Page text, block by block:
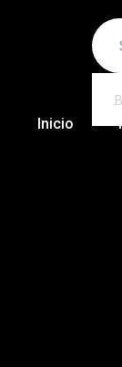
Inicio